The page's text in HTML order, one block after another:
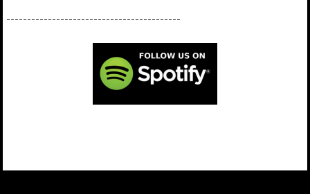
------------------------------------------